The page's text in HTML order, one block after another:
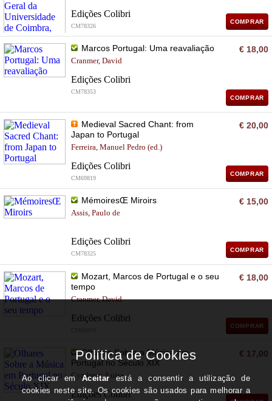
Edições Colibri
CM78326
COMPRAR
Marcos Portugal: Uma reavaliação
Cranmer, David
Edições Colibri
CM78353
€ 18,00
COMPRAR
Medieval Sacred Chant: from
Japan to Portugal
Ferreira, Manuel Pedro (ed.)
Edições Colibri
CM69819
€ 20,00
COMPRAR
MémoiresŒ Miroirs
Assis, Paulo de
Edições Colibri
CM78325
€ 15,00
COMPRAR
Mozart, Marcos de Portugal e o seu
tempo
Cranmer, David
Edições Colibri
€ 18,00
COMPRAR
Olhares Sobre a Música em
Portugal no Século XIX
Cymbron, Luísa
Edições Colibri
€ 17,00